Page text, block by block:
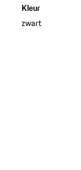
Kleur
zwart